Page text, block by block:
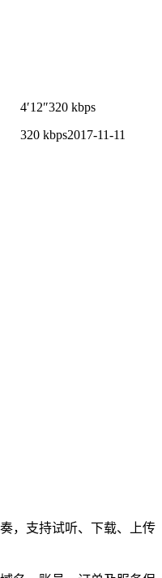
4′12″320 kbps
320 kbps2017-11-11
，支持试听、下载、上传